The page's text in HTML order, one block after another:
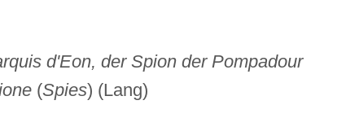
d'Eon, der Spion der Pompadour
(Spies) (Lang)